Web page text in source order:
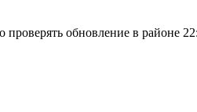
обновление в районе